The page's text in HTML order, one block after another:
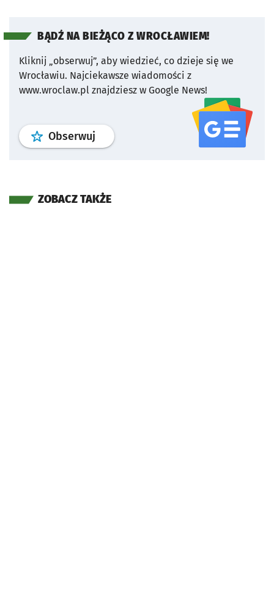
BĄDŹ NA BIEŻĄCO Z WROCŁAWIEM!
Kliknij „obserwuj”, aby wiedzieć, co dzieje się we
Wrocławiu. Najciekawsze wiadomości z
www.wroclaw.pl znajdziesz w Google News!
Obserwuj profil serwisu
ZOBACZ TAKŻE